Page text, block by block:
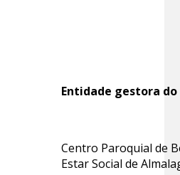
Entidade gestora do
Centro Paroquial de
Estar Social de